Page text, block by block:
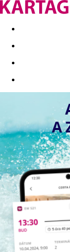
Kapcsolat Nyár